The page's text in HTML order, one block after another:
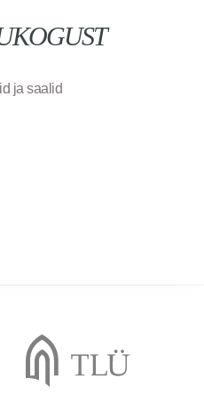
ja saalid